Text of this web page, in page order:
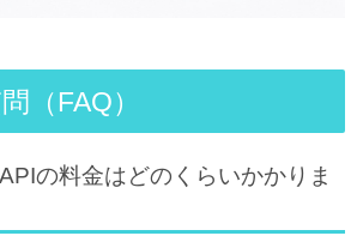
（FAQ）
の料金はどのくらいかかりま